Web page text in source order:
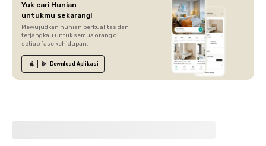
Yuk cari Hunian
untukmu sekarang!
Mewujudkan hunian berkualitas dan
terjangkau untuk semua orang di
setiap fase kehidupan.
Download Aplikasi